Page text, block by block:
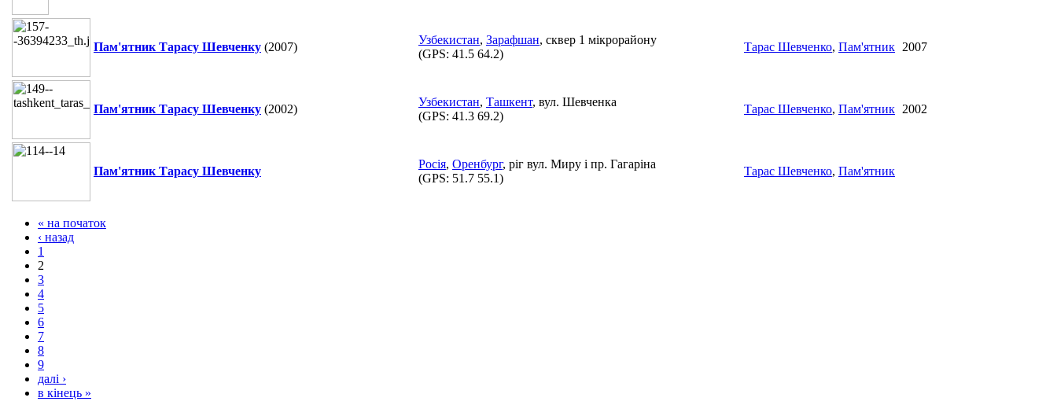
Пам'ятник Тарасу Шевченку (2007)
Узбекистан, Зарафшан, сквер 1 мікрорайону
(GPS: 41.5 64.2)
Тарас Шевченко, Пам'ятник 2007
Пам'ятник Тарасу Шевченку (2002)
Узбекистан, Ташкент, вул. Шевченка
(GPS: 41.3 69.2)
Тарас Шевченко, Пам'ятник 2002
Пам'ятник Тарасу Шевченку
Росія, Оренбург, ріг вул. Миру і пр. Гагаріна
(GPS: 51.7 55.1)
Тарас Шевченко, Пам'ятник
« на початок
‹ назад
1
2
3
4
5
6
7
8
9
далі ›
в кінець »